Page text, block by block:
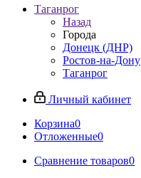
Таганрог
Назад
Города
Донецк (ДНР)
Ростов-на-Дону
Таганрог
Личный кабинет
Корзина0
Отложенные0
Сравнение товаров0